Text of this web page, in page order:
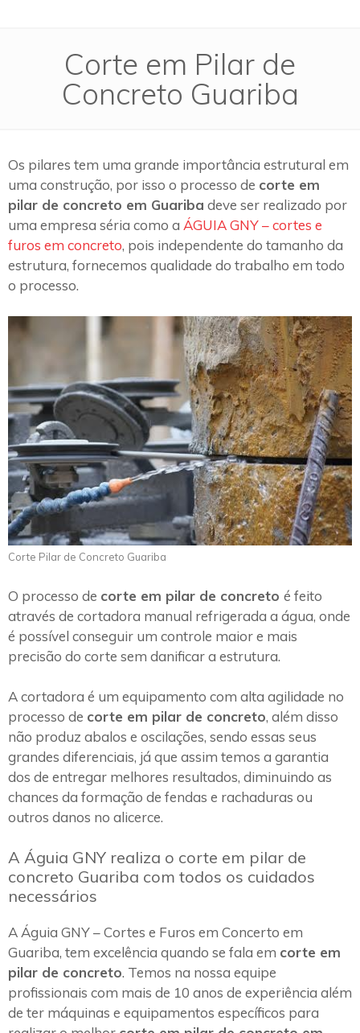
Corte em Pilar de
Concreto Guariba
Os pilares tem uma grande importância estrutural em
uma construção, por isso o processo de corte em
pilar de concreto em Guariba deve ser realizado por
uma empresa séria como a ÁGUIA GNY – cortes e
furos em concreto, pois independente do tamanho da
estrutura, fornecemos qualidade do trabalho em todo
o processo.
Corte Pilar de Concreto Guariba
O processo de corte em pilar de concreto é feito
através de cortadora manual refrigerada a água, onde
é possível conseguir um controle maior e mais
precisão do corte sem danificar a estrutura.
A cortadora é um equipamento com alta agilidade no
processo de corte em pilar de concreto, além disso
não produz abalos e oscilações, sendo essas seus
grandes diferenciais, já que assim temos a garantia
dos de entregar melhores resultados, diminuindo as
chances da formação de fendas e rachaduras ou
outros danos no alicerce.
A Águia GNY realiza o corte em pilar de
concreto Guariba com todos os cuidados
necessários
A Águia GNY – Cortes e Furos em Concerto em
Guariba, tem excelência quando se fala em corte em
pilar de concreto. Temos na nossa equipe
profissionais com mais de 10 anos de experiência além
de ter máquinas e equipamentos específicos para